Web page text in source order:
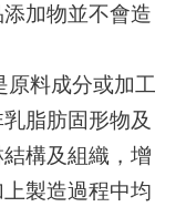
加物並不會造
原料成分或加工
脂肪固形物及
構及組織，增
製造過程中均